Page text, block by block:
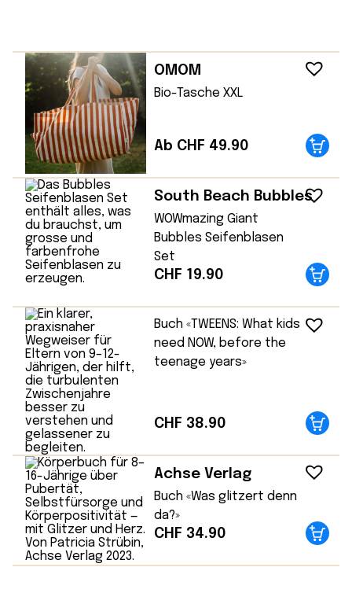
OMOM
Bio-Tasche XXL
Ab CHF 49.90
South Beach Bubbles
WOWmazing Giant
Bubbles Seifenblasen
Set
CHF 19.90
Buch «TWEENS: What kids
need NOW, before the
teenage years»
CHF 38.90
Achse Verlag
Buch «Was glitzert denn
da?»
CHF 34.90